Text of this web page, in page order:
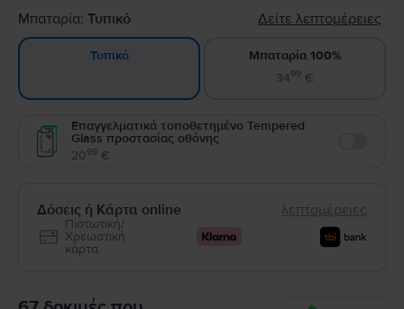
Μπαταρία: Τυπικό Δείτε λεπτομέρειες
Τυπικό
Μπαταρία 100%
3499 €
Επαγγελματικά τοποθετημένο Tempered
Glass προστασίας οθόνης
2099 €
Δόσεις ή Κάρτα online λεπτομέρειες
Πιστωτική/
Χρεωστική
κάρτα